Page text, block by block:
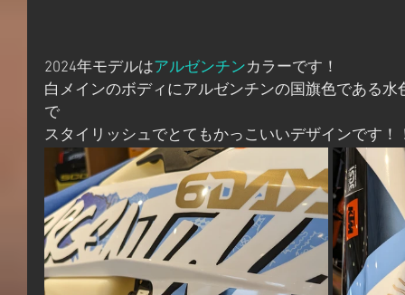
2024年モデルはアルゼンチンカラーです！
白メインのボディにアルゼンチンの国旗色である
で
スタイリッシュでとてもかっこいいデザインです！